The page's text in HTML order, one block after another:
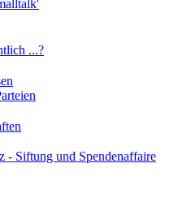
...?
Siftung und Spendenaffaire